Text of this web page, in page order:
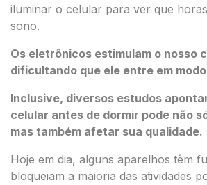
iluminar o celular para ver que
sono.
Os eletrônicos estimulam o nosso
dificultando que ele entre em
Inclusive, diversos estudos
celular antes de dormir pode não
mas também afetar sua qualidade.
Hoje em dia, alguns aparelhos têm
bloqueiam a maioria das atividades